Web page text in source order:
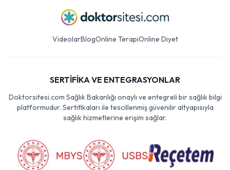
VideolarBlogOnline TerapiOnline Diyet
SERTİFİKA VE ENTEGRASYONLAR
Doktorsitesi.com Sağlık Bakanlığı onaylı ve entegreli bir sağlık bilgi
platformudur. Sertifikaları ile tescillenmiş güvenilir altyapısıyla
sağlık hizmetlerine erişim sağlar.